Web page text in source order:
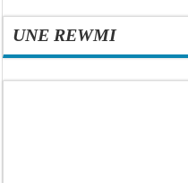
UNE REWMI